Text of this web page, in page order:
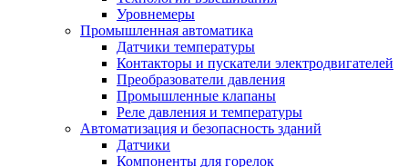
Уровнемеры
Промышленная автоматика
Датчики температуры
Контакторы и пускатели электродвигателей
Преобразователи давления
Промышленные клапаны
Реле давления и температуры
Автоматизация и безопасность зданий
Датчики
Компоненты для горелок